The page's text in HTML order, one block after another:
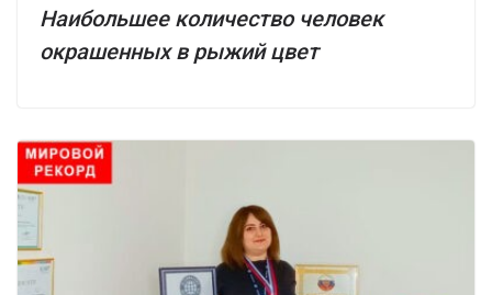
Наибольшее количество человек
окрашенных в рыжий цвет